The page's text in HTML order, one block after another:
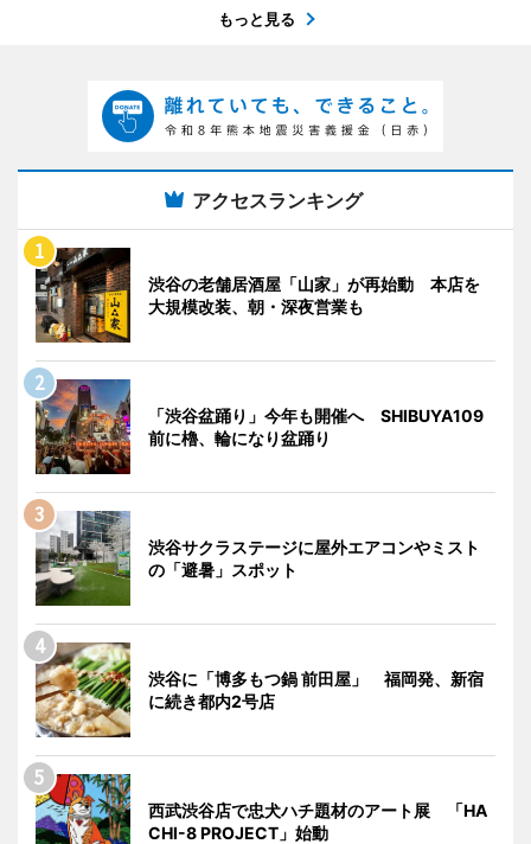
もっと見る
アクセスランキング
渋谷の老舗居酒屋「山家」が再始動 本店を
大規模改装、朝・深夜営業も
「渋谷盆踊り」今年も開催へ SHIBUYA109
前に櫓、輪になり盆踊り
渋谷サクラステージに屋外エアコンやミスト
の「避暑」スポット
渋谷に「博多もつ鍋 前田屋」 福岡発、新宿
に続き都内2号店
西武渋谷店で忠犬ハチ題材のアート展 「HA
CHI-8 PROJECT」始動